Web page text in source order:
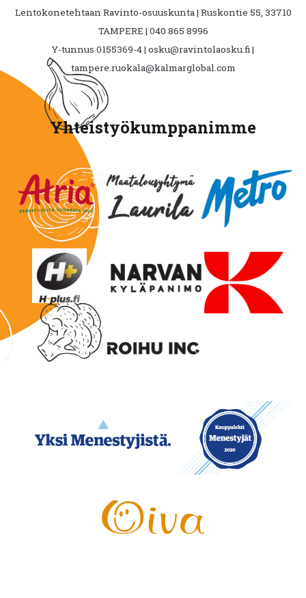
Lentokonetehtaan Ravinto-osuuskunta | Ruskontie 55, 33710
TAMPERE | 040 865 8996
Y-tunnus 0155369-4 | osku@ravintolaosku.fi |
tampere.ruokala@kalmarglobal.com
Yhteistyökumppanimme